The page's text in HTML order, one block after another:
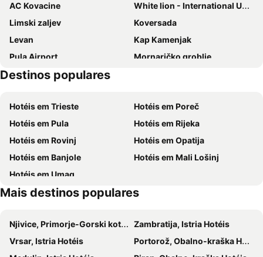
Boutique Hotel Oasi
Hotel Scaletta
Park Plaza Arena Pula
Hotel Modo
Rooms Luna Sol
AC Kovacine
White lion - International Uderwater Film and Photo Festival
Limski zaljev
Koversada
Levan
Kap Kamenjak
Pula Airport
Mornaričko groblje
Histria
Dvojna vrata i gradski bedemi - Twin Gates and City Walls
Poljana
Communal Palace
Salsa Festival
Balbijev luk
Istra Funtana
Ambrela
Stand up Comedy by Željko Pervan
Photo Art Gallery
Destinos populares
Hotéis em Trieste
Hotéis em Poreč
Hotéis em Pula
Hotéis em Rijeka
Hotéis em Rovinj
Hotéis em Opatija
Hotéis em Banjole
Hotéis em Mali Lošinj
Hotéis em Umag
Mais destinos populares
Njivice, Primorje-Gorski kotar Hotéis
Zambratija, Istria Hotéis
Vrsar, Istria Hotéis
Portorož, Obalno-kraška Hotéis